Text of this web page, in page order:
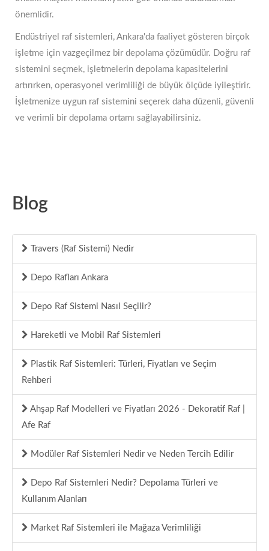
önemlidir.
Endüstriyel raf sistemleri, Ankara'da faaliyet gösteren birçok
işletme için vazgeçilmez bir depolama çözümüdür. Doğru raf
sistemini seçmek, işletmelerin depolama kapasitelerini
artırırken, operasyonel verimliliği de büyük ölçüde iyileştirir.
İşletmenize uygun raf sistemini seçerek daha düzenli, güvenli
ve verimli bir depolama ortamı sağlayabilirsiniz.
Blog
Travers (Raf Sistemi) Nedir
Depo Rafları Ankara
Depo Raf Sistemi Nasıl Seçilir?
Hareketli ve Mobil Raf Sistemleri
Plastik Raf Sistemleri: Türleri, Fiyatları ve Seçim
Rehberi
Ahşap Raf Modelleri ve Fiyatları 2026 - Dekoratif Raf |
Afe Raf
Modüler Raf Sistemleri Nedir ve Neden Tercih Edilir
Depo Raf Sistemleri Nedir? Depolama Türleri ve
Kullanım Alanları
Market Raf Sistemleri ile Mağaza Verimliliği